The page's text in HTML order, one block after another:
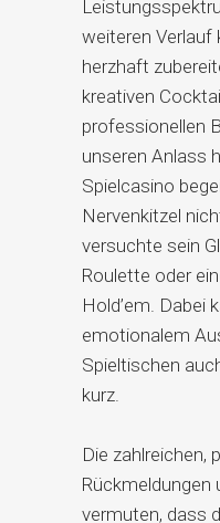
weiteren Verlauf
herzhaft
kreativen
professionellen
unseren Anlass
Spielcasino
Nervenkitzel
versuchte sein
Roulette oder
Hold’em. Dabei
emotionalem
Spieltischen
kurz.
Die zahlreichen,
Rückmeldungen
vermuten, dass